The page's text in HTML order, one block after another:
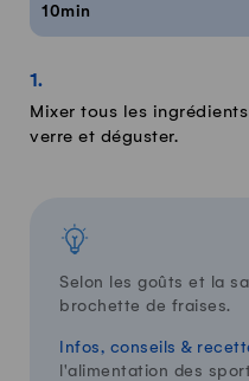
10min
Mixer tous les
verre et déguster.
Selon les goûts et la
brochette de fraises.
Infos, conseils &
l'alimentation des